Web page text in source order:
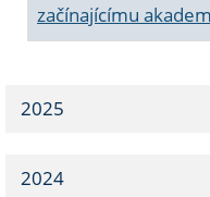
začínajícímu
2025
2024